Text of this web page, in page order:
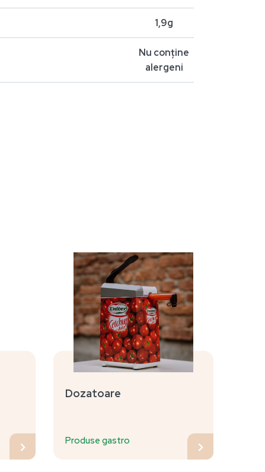
1,9g
Nu conține
alergeni
Dozatoare
Produse gastro